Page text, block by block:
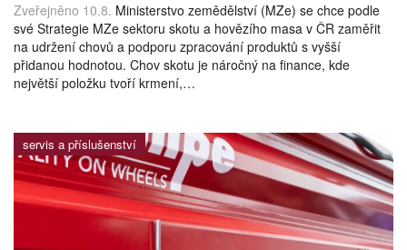
Zveřejněno 10.8. Ministerstvo zemědělství (MZe) se chce podle
své Strategie MZe sektoru skotu a hovězího masa v ČR zaměřit
na udržení chovů a podporu zpracování produktů s vyšší
přidanou hodnotou. Chov skotu je náročný na finance, kde
největší položku tvoří krmení,…
servis a příslušenství